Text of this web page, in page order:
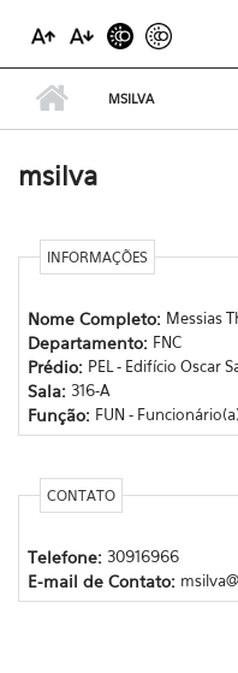
MSILVA
msilva
INFORMAÇÕES
Nome Completo: Messias
Departamento: FNC
Prédio: PEL - Edifício Oscar
Sala: 316-A
Função: FUN -
CONTATO
Telefone: 30916966
E-mail de Contato: